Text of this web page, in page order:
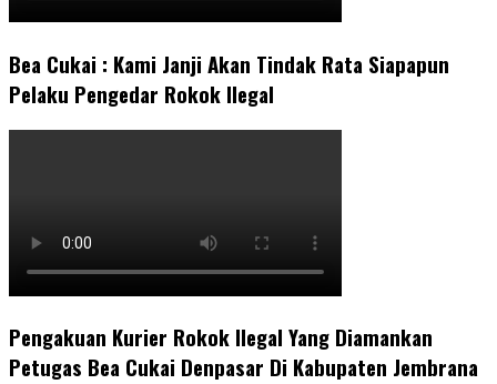
Bea Cukai : Kami Janji Akan Tindak Rata Siapapun
Pelaku Pengedar Rokok Ilegal
Pengakuan Kurier Rokok Ilegal Yang Diamankan
Petugas Bea Cukai Denpasar Di Kabupaten Jembrana